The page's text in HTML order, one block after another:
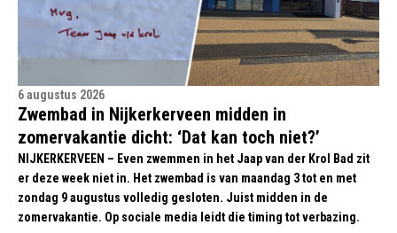
6 augustus 2026
Zwembad in Nijkerkerveen midden in
zomervakantie dicht: ‘Dat kan toch niet?’
NIJKERKERVEEN – Even zwemmen in het Jaap van der Krol Bad zit
er deze week niet in. Het zwembad is van maandag 3 tot en met
zondag 9 augustus volledig gesloten. Juist midden in de
zomervakantie. Op sociale media leidt die timing tot verbazing.